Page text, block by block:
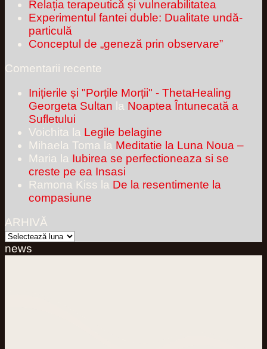
Relația terapeutică și vulnerabilitatea
Experimentul fantei duble: Dualitate undă-
particulă
Conceptul de „geneză prin observare”
Comentarii recente
Inițierile și "Porțile Morții" - ThetaHealing
Georgeta Sultan la Noaptea Întunecată a
Sufletului
Voichita la Legile belagine
Mihaela Toma la Meditatie la Luna Noua –
Maria la Iubirea se perfectioneaza si se
creste pe ea Insasi
Ramona Kiss la De la resentimente la
compasiune
ARHIVĂ
ARHIVĂ
news